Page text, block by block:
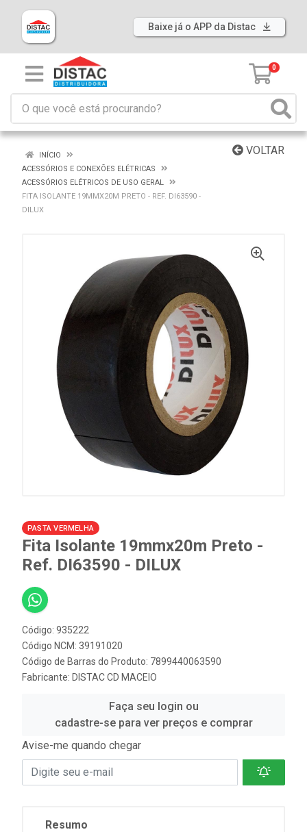
Baixe já o APP da Distac
0
VOLTAR
INÍCIO
ACESSÓRIOS E CONEXÕES ELÉTRICAS
ACESSÓRIOS ELÉTRICOS DE USO GERAL
FITA ISOLANTE 19MMX20M PRETO - REF. DI63590 -
DILUX
PASTA VERMELHA
Fita Isolante 19mmx20m Preto -
Ref. DI63590 - DILUX
Código: 935222
Código NCM: 39191020
Código de Barras do Produto: 7899440063590
Fabricante: DISTAC CD MACEIO
Faça seu login ou
cadastre-se para ver preços e comprar
Avise-me quando chegar
Resumo